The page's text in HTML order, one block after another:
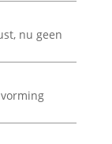
nu geen